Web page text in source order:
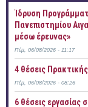
Ίδρυση
Πανεπιστημίου
μέσω έρευνας»
Πέμ, 06/08/2026 - 11:17
4 θέσεις
Πέμ, 06/08/2026 - 08:26
6 θέσεις εργασίας